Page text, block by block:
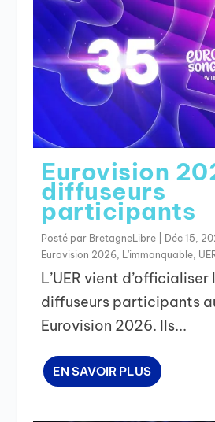
Eurovision
diffuseurs
participants
Posté par BretagneLibre Déc 15,
Eurovision 2026
L'immanquable
L’UER vient
diffuseurs participants
Eurovision 2026. Ils...
EN SAVOIR PLUS